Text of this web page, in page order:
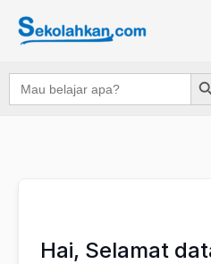
Search
for:
Hai, Selamat